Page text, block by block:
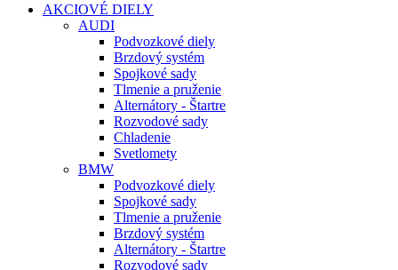
AKCIOVÉ DIELY
AUDI
Podvozkové diely
Brzdový systém
Spojkové sady
Tlmenie a pruženie
Alternátory - Štartre
Rozvodové sady
Chladenie
Svetlomety
BMW
Podvozkové diely
Spojkové sady
Tlmenie a pruženie
Brzdový systém
Alternátory - Štartre
Rozvodové sady